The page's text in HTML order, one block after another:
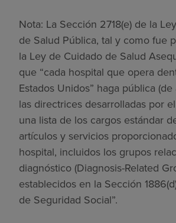
Nota: La Sección 2718(e) de la
de Salud Pública, tal y como fue
la Ley de Cuidado de Salud
que “cada hospital que opera
Estados Unidos” haga pública
las directrices desarrolladas por
una lista de los cargos estándar
artículos y servicios
hospital, incluidos los grupos
diagnóstico (Diagnosis-Related
establecidos en la Sección
de Seguridad Social”.